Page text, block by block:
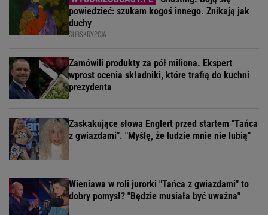
powiedzieć: szukam kogoś innego. Znikają jak
duchy
SUBSKRYPCJA
Zamówili produkty za pół miliona. Ekspert
wprost ocenia składniki, które trafią do kuchni
prezydenta
Zaskakujące słowa Englert przed startem "Tańca
z gwiazdami". "Myślę, że ludzie mnie nie lubią"
Wieniawa w roli jurorki "Tańca z gwiazdami" to
dobry pomysł? "Będzie musiała być uważna"